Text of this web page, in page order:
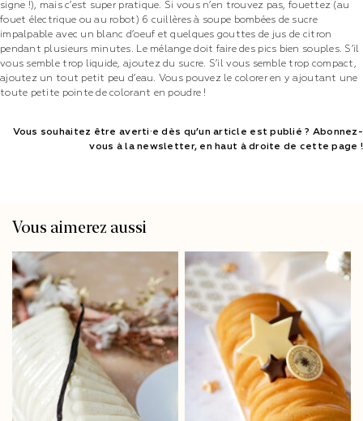
signe !), mais c’est super pratique. Si vous n’en trouvez pas, fouettez (au
fouet électrique ou au robot) 6 cuillères à soupe bombées de sucre
impalpable avec un blanc d’oeuf et quelques gouttes de jus de citron
pendant plusieurs minutes. Le mélange doit faire des pics bien souples. S’il
vous semble trop liquide, ajoutez du sucre. S’il vous semble trop compact,
ajoutez un tout petit peu d’eau. Vous pouvez le colorer en y ajoutant une
toute petite pointe de colorant en poudre !
Vous souhaitez être averti·e dès qu’un article est publié ? Abonnez-
vous à la newsletter, en haut à droite de cette page !
Vous aimerez aussi